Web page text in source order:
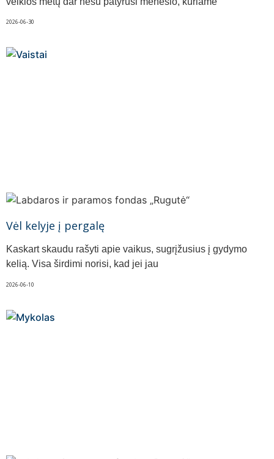
2026-06-30
Vėl kelyje į pergalę
Kaskart skaudu rašyti apie vaikus, sugrįžusius į gydymo
kelią. Visa širdimi norisi, kad jei jau
2026-06-10